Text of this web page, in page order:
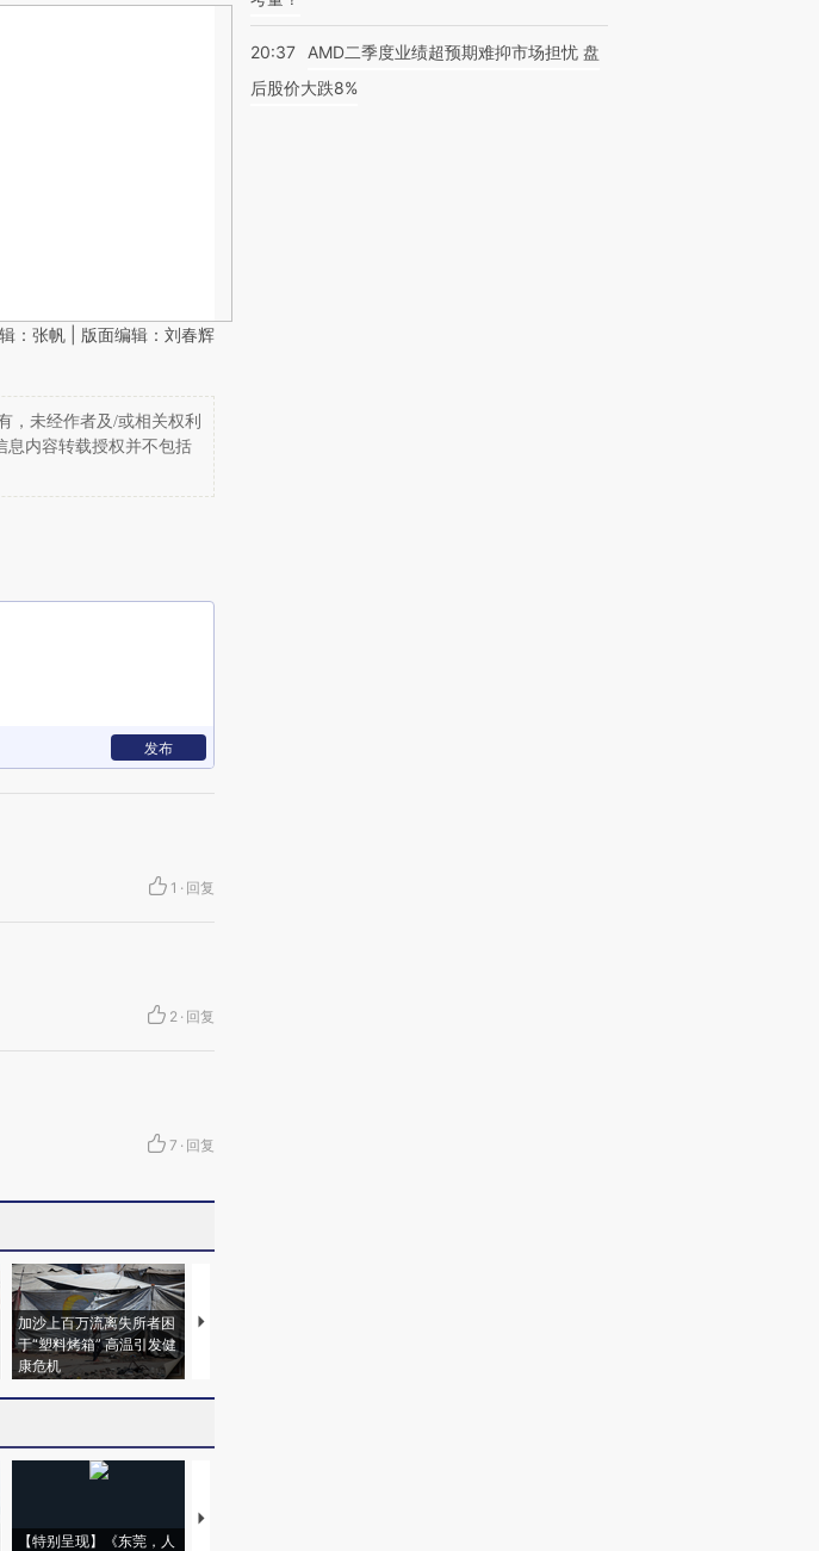
：张帆 | 版面编辑：刘春辉
，未经作者及/或相关权利
息内容转载授权并不包括
发布
1 · 回复
2 · 回复
7 · 回复
加沙上百万流离失所者困
于“塑料烤箱” 高温引发健
康危机
马航飞行员跨国走私7万
【特别呈现】《东莞，人
【推广】走进第四届链博
20:37
AMD二季度业绩超预期难抑市场担忧 盘
后股价大跌8%